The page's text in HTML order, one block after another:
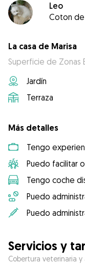
Leo
Coton de
La casa de Marisa
Superficie de Zonas
Jardín
Terraza
Más detalles
Tengo
Puedo facilitar
Tengo coche
Puedo
Puedo
Servicios y
Cobertura veterinaria